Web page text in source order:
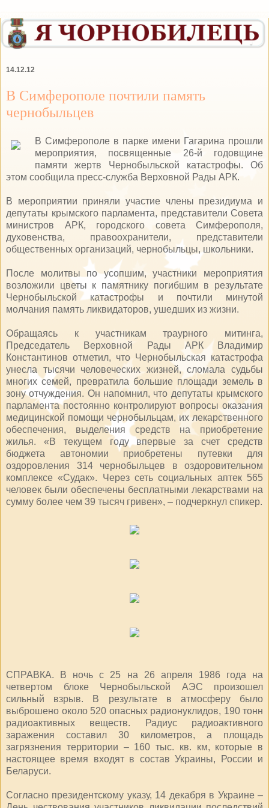
14.12.12
В Симферополе почтили память
чернобыльцев
В Симферополе в парке имени Гагарина прошли
мероприятия, посвященные 26-й годовщине
памяти жертв Чернобыльской катастрофы. Об
этом сообщила пресс-служба Верховной Рады АРК.
В мероприятии приняли участие члены президиума и
депутаты крымского парламента, представители Совета
министров АРК, городского совета Симферополя,
духовенства, правоохранители, представители
общественных организаций, чернобыльцы, школьники.
После молитвы по усопшим, участники мероприятия
возложили цветы к памятнику погибшим в результате
Чернобыльской катастрофы и почтили минутой
молчания память ликвидаторов, ушедших из жизни.
Обращаясь к участникам траурного митинга,
Председатель Верховной Рады АРК Владимир
Константинов отметил, что Чернобыльская катастрофа
унесла тысячи человеческих жизней, сломала судьбы
многих семей, превратила большие площади земель в
зону отчуждения. Он напомнил, что депутаты крымского
парламента постоянно контролируют вопросы оказания
медицинской помощи чернобыльцам, их лекарственного
обеспечения, выделения средств на приобретение
жилья. «В текущем году впервые за счет средств
бюджета автономии приобретены путевки для
оздоровления 314 чернобыльцев в оздоровительном
комплексе «Судак». Через сеть социальных аптек 565
человек были обеспечены бесплатными лекарствами на
сумму более чем 39 тысяч гривен», – подчеркнул спикер.
СПРАВКА. В ночь с 25 на 26 апреля 1986 года на
четвертом блоке Чернобыльской АЭС произошел
сильный взрыв. В результате в атмосферу было
выброшено около 520 опасных радионуклидов, 190 тонн
радиоактивных веществ. Радиус радиоактивного
заражения составил 30 километров, а площадь
загрязнения территории – 160 тыс. кв. км, которые в
настоящее время входят в состав Украины, России и
Беларуси.
Согласно президентскому указу, 14 декабря в Украине –